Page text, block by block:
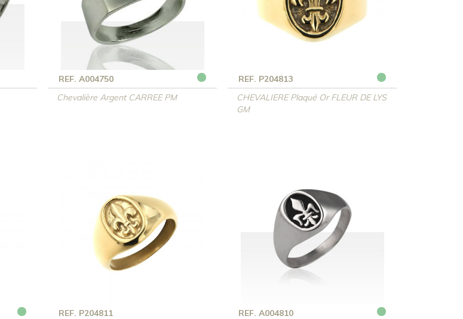
REF. A004750
Chevalière Argent CARREE PM
REF. P204813
CHEVALIERE Plaqué Or FLEUR DE LYS
GM
REF. P204811
REF. A004810